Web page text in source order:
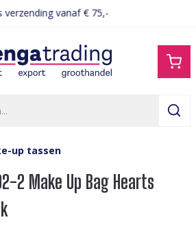
verzending vanaf € 75,-
up tassen
2 Make Up Bag Hearts